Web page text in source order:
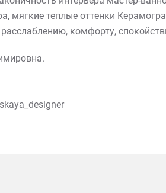
мягкие теплые оттенки
комфорту,